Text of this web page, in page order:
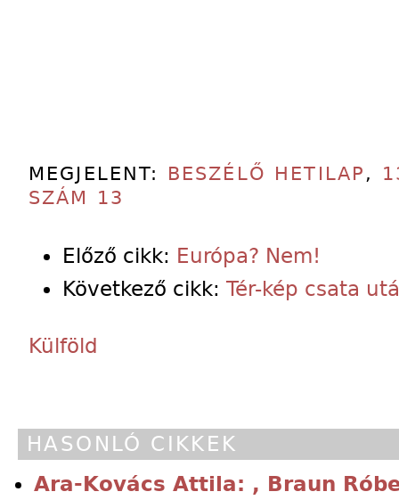
MEGJELENT: BESZÉLŐ HETILAP ,
SZÁM 13
Előző cikk: Európa? Nem!
Következő cikk: Tér-kép csata
Külföld
HASONLÓ CIKKEK
Ara-Kovács Attila: , Braun